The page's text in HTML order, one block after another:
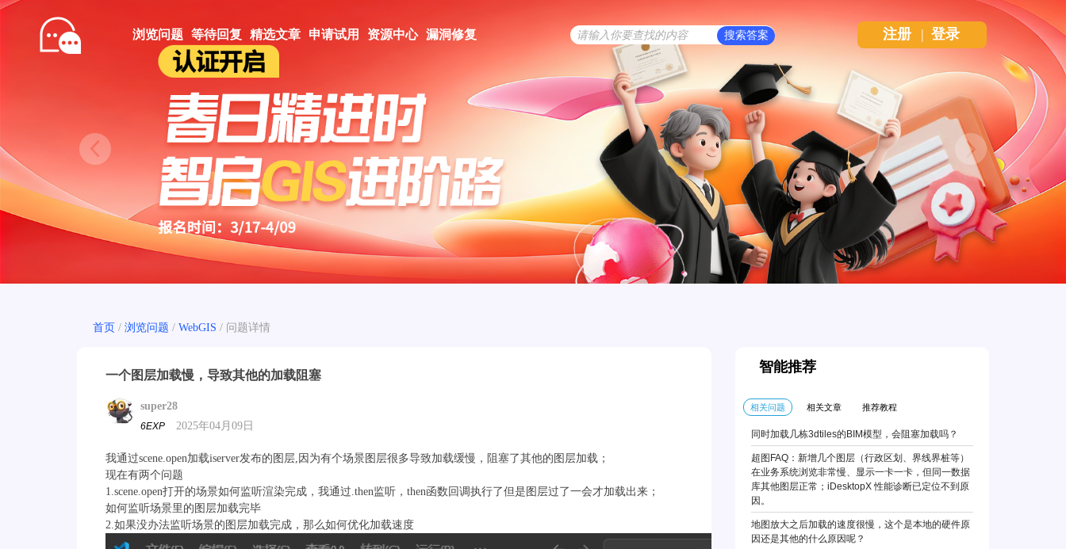
Next
Prev
浏览问题 等待回复 精选文章 申请试用 资源中心 漏洞修复 注册 | 登录
首页 / 浏览问题 / WebGIS / 问题详情
一个图层加载慢，导致其他的加载阻塞
super28
6EXP 2025年04月09日
我通过scene.open加载iserver发布的图层,因为有个场景图层很多导致加载缓慢，阻塞了其他的图层加载；
现在有两个问题
1.scene.open打开的场景如何监听渲染完成，我通过.then监听，then函数回调执行了但是图层过了一会才加载出来；
如何监听场景里的图层加载完毕
2.如果没办法监听场景的图层加载完成，那么如何优化加载速度
智能推荐
相关问题 相关文章 推荐教程
同时加载几栋3dtiles的BIM模型，会阻塞加载吗？
超图FAQ：新增几个图层（行政区划、界线界桩等）
在业务系统浏览非常慢、显示一卡一卡，但同一数据
库其他图层正常；iDesktopX 性能诊断已定位不到原
因。
地图放大之后加载的速度很慢，这个是本地的硬件原
因还是其他的什么原因呢？